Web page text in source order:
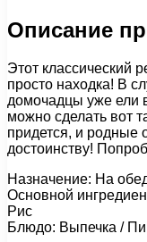
Описание
Этот классический
просто находка! В
домочадцы уже ели
можно сделать вот
придется, и родные
достоинству!
Назначение: На
Основной
Рис
Блюдо: Выпечка /